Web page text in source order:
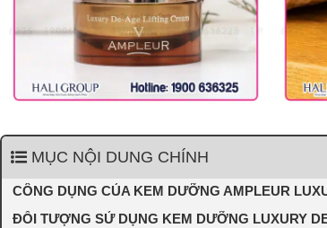
MỤC NỘI DUNG CHÍNH
CÔNG DỤNG CỦA KEM DƯỠNG AMPLEUR
ĐỐI TƯỢNG SỬ DỤNG KEM DƯỠNG LUXURY